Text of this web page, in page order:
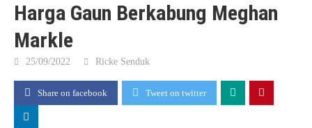
Harga Gaun Berkabung Meghan
Markle
25/09/2022 Ricke Senduk
Share on facebook Tweet on twitter